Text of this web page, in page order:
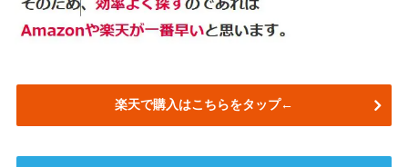
楽天で購入はこちらをタップ←